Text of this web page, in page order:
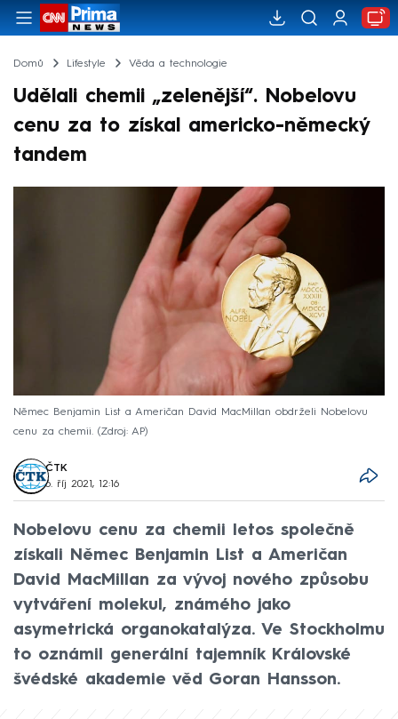
Domů Lifestyle Věda a technologie
Udělali chemii „zelenější“. Nobelovu
cenu za to získal americko-německý
tandem
Němec Benjamin List a Američan David MacMillan obdrželi Nobelovu
cenu za chemii.
Zdroj: AP
ČTK
6. říj 2021, 12:16
Nobelovu cenu za chemii letos společně
získali Němec Benjamin List a Američan
David MacMillan za vývoj nového způsobu
vytváření molekul, známého jako
asymetrická organokatalýza. Ve Stockholmu
to oznámil generální tajemník Královské
švédské akademie věd Goran Hansson.